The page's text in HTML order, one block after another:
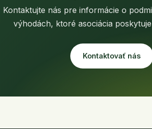
Kontaktujte nás pre informácie o
výhodách, ktoré asociácia
Kontaktovať nás